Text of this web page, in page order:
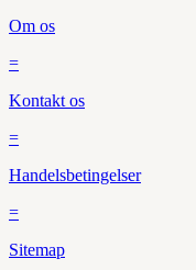
Om os
=
Kontakt os
=
Handelsbetingelser
=
Sitemap